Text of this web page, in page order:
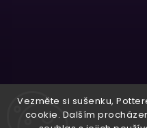
Vezměte si sušenku,
cookie. Dalším
Sledovat na Instagramu